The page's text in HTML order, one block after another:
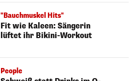
"Bauchmuskel Hits"
Fit wie Kaleen: Sängerin
lüftet ihr Bikini-Workout
People